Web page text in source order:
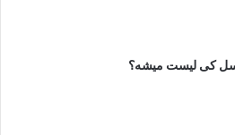
کی لیست میشه؟